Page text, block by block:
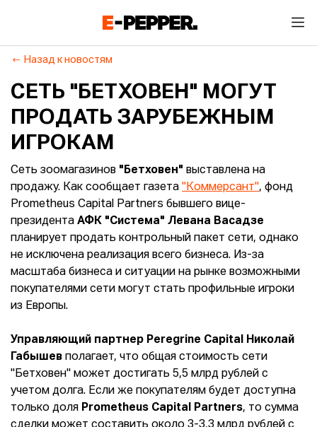
Назад к новостям
СЕТЬ "БЕТХОВЕН" МОГУТ
ПРОДАТЬ ЗАРУБЕЖНЫМ
ИГРОКАМ
Сеть зоомагазинов "Бетховен" выставлена на
продажу. Как сообщает газета "Коммерсант", фонд
Prometheus Capital Partners бывшего вице-
президента АФК "Система" Левана Васадзе
планирует продать контрольный пакет сети, однако
не исключена реализация всего бизнеса. Из-за
масштаба бизнеса и ситуации на рынке возможными
покупателями сети могут стать профильные игроки
из Европы.
Управляющий партнер Peregrine Capital Николай
Габышев полагает, что общая стоимость сети
"Бетховен" может достигать 5,5 млрд рублей с
учетом долга. Если же покупателям будет доступна
только доля Prometheus Capital Partners, то сумма